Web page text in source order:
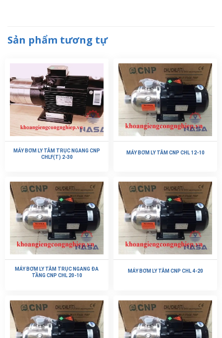
Sản phẩm tương tự
MÁY BƠM LY TÂM TRỤC NGANG CNP
CHLF(T) 2-30
MÁY BƠM LY TÂM CNP CHL 12-10
MÁY BƠM LY TÂM TRỤC NGANG ĐA
TẦNG CNP CHL 20-10
MÁY BƠM LY TÂM CNP CHL 4-20